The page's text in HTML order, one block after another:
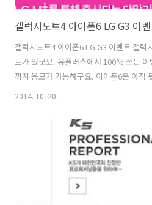
갤럭시노트4 아이폰6 LG G3 이
갤럭시노트4 아이폰6 LG G3 이벤트 갤럭
트가 있군요. 유플러스에서 100% 쏘는
까지 응모가 가능하구요. 아이폰6은 아직
두 다 의견이 분분할듯한데요. 드디어 화
인가 아니면 상당히 최신기술로 무장한
면서 강한 LG G3인가. 저도 궁금하네요.
서 응모를 해봅시다. 갤럭시노트4 아이
제리너스 아메리카노 , 도미노 스위트 히든
2014. 10. 20.